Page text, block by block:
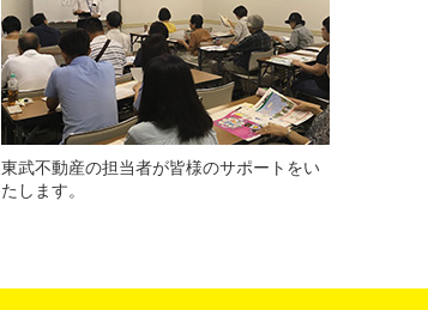
東武不動産の担当者が皆様のサポートをい
たします。